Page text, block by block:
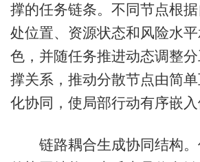
撑的任务链条。不同节点根
处位置、资源状态和风险水
色，并随任务推进动态调整
撑关系，推动分散节点由简
化协同，使局部行动有序嵌入
链路耦合生成协同结构。